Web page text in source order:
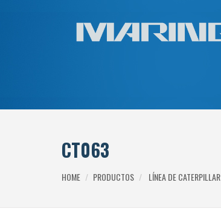
CT063
HOME PRODUCTOS LÍNEA DE CATERPILLAR